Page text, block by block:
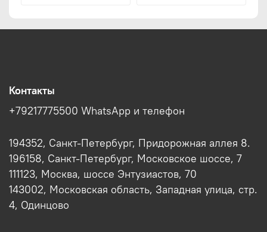
Контакты
+79217775500 WhatsApp и телефон
194352, Санкт-Петербург, Придорожная аллея 8.
196158, Санкт-Петербург, Московское шоссе, 7
111123, Москва, шоссе Энтузиастов, 70
143002, Московская область, Западная улица, стр.
4, Одинцово